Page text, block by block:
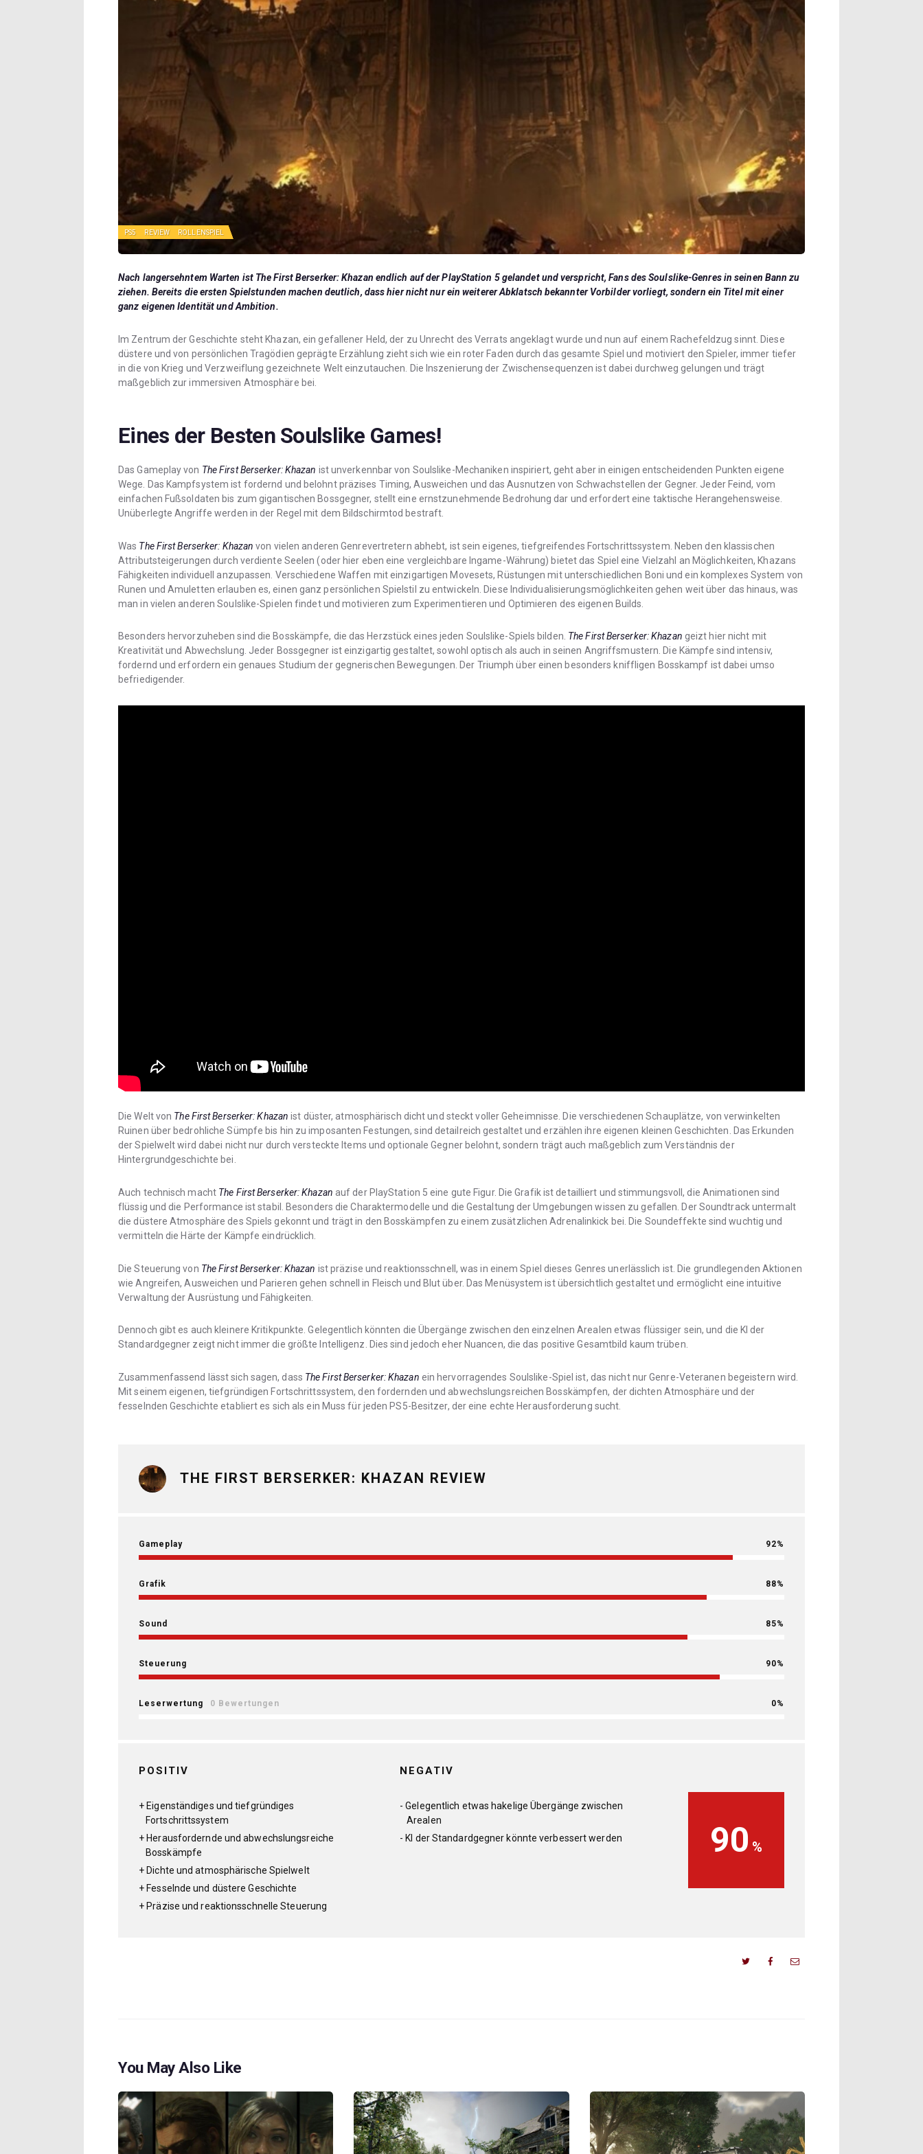
PS5 REVIEW ROLLENSPIEL
Nach langersehntem Warten ist The First Berserker: Khazan endlich auf der PlayStation 5 gelandet und verspricht, Fans des Soulslike-Genres in seinen Bann zu
ziehen. Bereits die ersten Spielstunden machen deutlich, dass hier nicht nur ein weiterer Abklatsch bekannter Vorbilder vorliegt, sondern ein Titel mit einer
ganz eigenen Identität und Ambition.
Im Zentrum der Geschichte steht Khazan, ein gefallener Held, der zu Unrecht des Verrats angeklagt wurde und nun auf einem Rachefeldzug sinnt. Diese
düstere und von persönlichen Tragödien geprägte Erzählung zieht sich wie ein roter Faden durch das gesamte Spiel und motiviert den Spieler, immer tiefer
in die von Krieg und Verzweiflung gezeichnete Welt einzutauchen. Die Inszenierung der Zwischensequenzen ist dabei durchweg gelungen und trägt
maßgeblich zur immersiven Atmosphäre bei.
Eines der Besten Soulslike Games!
Das Gameplay von The First Berserker: Khazan ist unverkennbar von Soulslike-Mechaniken inspiriert, geht aber in einigen entscheidenden Punkten eigene
Wege. Das Kampfsystem ist fordernd und belohnt präzises Timing, Ausweichen und das Ausnutzen von Schwachstellen der Gegner. Jeder Feind, vom
einfachen Fußsoldaten bis zum gigantischen Bossgegner, stellt eine ernstzunehmende Bedrohung dar und erfordert eine taktische Herangehensweise.
Unüberlegte Angriffe werden in der Regel mit dem Bildschirmtod bestraft.
Was The First Berserker: Khazan von vielen anderen Genrevertretern abhebt, ist sein eigenes, tiefgreifendes Fortschrittssystem. Neben den klassischen
Attributsteigerungen durch verdiente Seelen (oder hier eben eine vergleichbare Ingame-Währung) bietet das Spiel eine Vielzahl an Möglichkeiten, Khazans
Fähigkeiten individuell anzupassen. Verschiedene Waffen mit einzigartigen Movesets, Rüstungen mit unterschiedlichen Boni und ein komplexes System von
Runen und Amuletten erlauben es, einen ganz persönlichen Spielstil zu entwickeln. Diese Individualisierungsmöglichkeiten gehen weit über das hinaus, was
man in vielen anderen Soulslike-Spielen findet und motivieren zum Experimentieren und Optimieren des eigenen Builds.
Besonders hervorzuheben sind die Bosskämpfe, die das Herzstück eines jeden Soulslike-Spiels bilden. The First Berserker: Khazan geizt hier nicht mit
Kreativität und Abwechslung. Jeder Bossgegner ist einzigartig gestaltet, sowohl optisch als auch in seinen Angriffsmustern. Die Kämpfe sind intensiv,
fordernd und erfordern ein genaues Studium der gegnerischen Bewegungen. Der Triumph über einen besonders kniffligen Bosskampf ist dabei umso
befriedigender.
Die Welt von The First Berserker: Khazan ist düster, atmosphärisch dicht und steckt voller Geheimnisse. Die verschiedenen Schauplätze, von verwinkelten
Ruinen über bedrohliche Sümpfe bis hin zu imposanten Festungen, sind detailreich gestaltet und erzählen ihre eigenen kleinen Geschichten. Das Erkunden
der Spielwelt wird dabei nicht nur durch versteckte Items und optionale Gegner belohnt, sondern trägt auch maßgeblich zum Verständnis der
Hintergrundgeschichte bei.
Auch technisch macht The First Berserker: Khazan auf der PlayStation 5 eine gute Figur. Die Grafik ist detailliert und stimmungsvoll, die Animationen sind
flüssig und die Performance ist stabil. Besonders die Charaktermodelle und die Gestaltung der Umgebungen wissen zu gefallen. Der Soundtrack untermalt
die düstere Atmosphäre des Spiels gekonnt und trägt in den Bosskämpfen zu einem zusätzlichen Adrenalinkick bei. Die Soundeffekte sind wuchtig und
vermitteln die Härte der Kämpfe eindrücklich.
Die Steuerung von The First Berserker: Khazan ist präzise und reaktionsschnell, was in einem Spiel dieses Genres unerlässlich ist. Die grundlegenden Aktionen
wie Angreifen, Ausweichen und Parieren gehen schnell in Fleisch und Blut über. Das Menüsystem ist übersichtlich gestaltet und ermöglicht eine intuitive
Verwaltung der Ausrüstung und Fähigkeiten.
Dennoch gibt es auch kleinere Kritikpunkte. Gelegentlich könnten die Übergänge zwischen den einzelnen Arealen etwas flüssiger sein, und die KI der
Standardgegner zeigt nicht immer die größte Intelligenz. Dies sind jedoch eher Nuancen, die das positive Gesamtbild kaum trüben.
Zusammenfassend lässt sich sagen, dass The First Berserker: Khazan ein hervorragendes Soulslike-Spiel ist, das nicht nur Genre-Veteranen begeistern wird.
Mit seinem eigenen, tiefgründigen Fortschrittssystem, den fordernden und abwechslungsreichen Bosskämpfen, der dichten Atmosphäre und der
fesselnden Geschichte etabliert es sich als ein Muss für jeden PS5-Besitzer, der eine echte Herausforderung sucht.
THE FIRST BERSERKER: KHAZAN REVIEW
Gameplay 92
Grafik 88
Sound 85
Steuerung 90
Leserwertung 0 Bewertungen 0
POSITIV
Eigenständiges und tiefgründiges
Fortschrittssystem
Herausfordernde und abwechslungsreiche
Bosskämpfe
Dichte und atmosphärische Spielwelt
Fesselnde und düstere Geschichte
Präzise und reaktionsschnelle Steuerung
NEGATIV
Gelegentlich etwas hakelige Übergänge zwischen
Arealen
KI der Standardgegner könnte verbessert werden
90
You May Also Like